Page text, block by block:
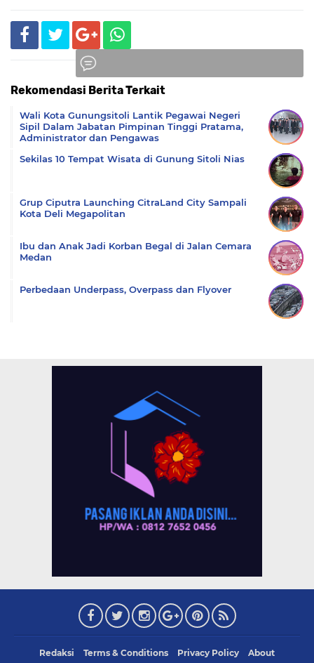
Rekomendasi Berita Terkait
Wali Kota Gunungsitoli Lantik Pegawai Negeri
Sipil Dalam Jabatan Pimpinan Tinggi Pratama,
Administrator dan Pengawas
Sekilas 10 Tempat Wisata di Gunung Sitoli Nias
Grup Ciputra Launching CitraLand City Sampali
Kota Deli Megapolitan
Ibu dan Anak Jadi Korban Begal di Jalan Cemara
Medan
Perbedaan Underpass, Overpass dan Flyover
Redaksi Terms & Conditions Privacy Policy About